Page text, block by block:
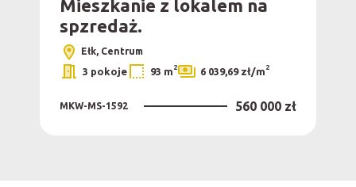
Mieszkanie z lokalem na
spzredaż.
Ełk, Centrum
3 pokoje 93 m2 6 039,69 zł/m2
MKW-MS-1592 560 000 zł